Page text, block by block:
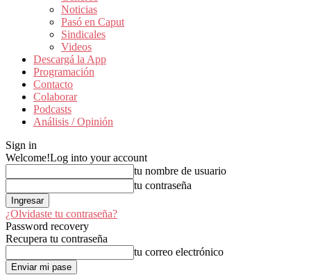
Noticias
Pasó en Caput
Sindicales
Videos
Descargá la App
Programación
Contacto
Colaborar
Podcasts
Análisis / Opinión
Sign in
Welcome!Log into your account
tu nombre de usuario
tu contraseña
¿Olvidaste tu contraseña?
Password recovery
Recupera tu contraseña
tu correo electrónico